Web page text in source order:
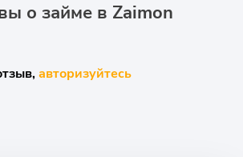
о займе в Zaimon
авторизуйтесь